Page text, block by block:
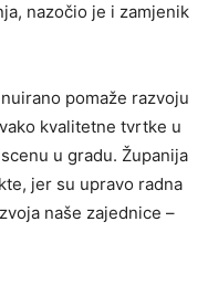
nazočio je i zamjenik
pomaže razvoju
kvalitetne tvrtke u
u gradu. Županija
jer su upravo radna
naše zajednice –